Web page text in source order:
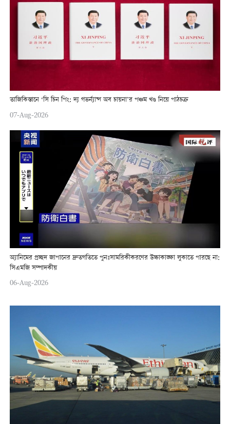
তাজিকিস্তানে ‘সি চিন পিং: দ্য গভর্ন্যান্স অব চায়না’র পঞ্চম খণ্ড নিয়ে পাঠচক্র
07-Aug-2026
অ্যানিমের প্রচ্ছদ জাপানের দ্রুতগতিতে পুনঃসামরিকীকরণের উচ্চাকাঙ্ক্ষা লুকাতে পারছে না:
সিএমজি সম্পাদকীয়
06-Aug-2026